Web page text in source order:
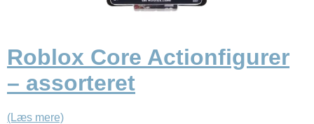
Roblox Core Actionfigurer
– assorteret
(Læs mere)